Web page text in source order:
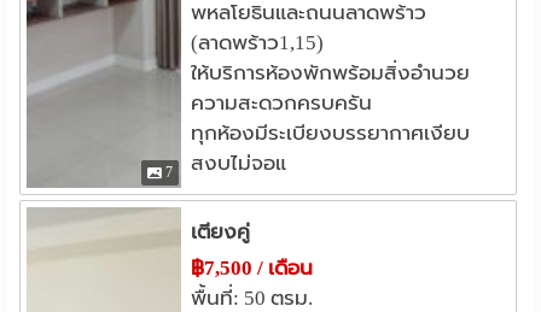
7
พหลโยธินและถนนลาดพร้าว
(ลาดพร้าว1,15)
ให้บริการห้องพักพร้อมสิ่งอำนวย
ความสะดวกครบครัน
ทุกห้องมีระเบียงบรรยากาศเงียบ
สงบไม่จอแ
เตียงคู่
฿7,500 / เดือน
พื้นที่: 50 ตรม.